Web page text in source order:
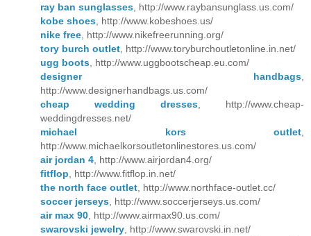
ray ban sunglasses, http://www.raybansunglass.us.com/
kobe shoes, http://www.kobeshoes.us/
nike free, http://www.nikefreerunning.org/
tory burch outlet, http://www.toryburchoutletonline.in.net/
ugg boots, http://www.uggbootscheap.eu.com/
designer handbags,
http://www.designerhandbags.us.com/
cheap wedding dresses, http://www.cheap-
weddingdresses.net/
michael kors outlet,
http://www.michaelkorsoutletonlinestores.us.com/
air jordan 4, http://www.airjordan4.org/
fitflop, http://www.fitflop.in.net/
the north face outlet, http://www.northface-outlet.cc/
soccer jerseys, http://www.soccerjerseys.us.com/
air max 90, http://www.airmax90.us.com/
swarovski jewelry, http://www.swarovski.in.net/